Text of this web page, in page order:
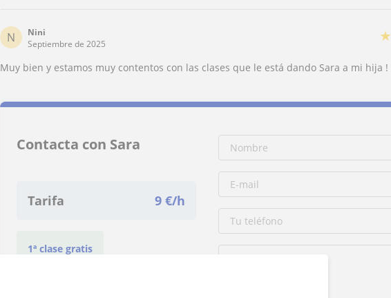
N
Nini
Septiembre de 2025
★
Muy bien y estamos muy contentos con las clases que le está dando Sara a mi hija !
Contacta con Sara
Tarifa 9 €/h
1ª clase gratis